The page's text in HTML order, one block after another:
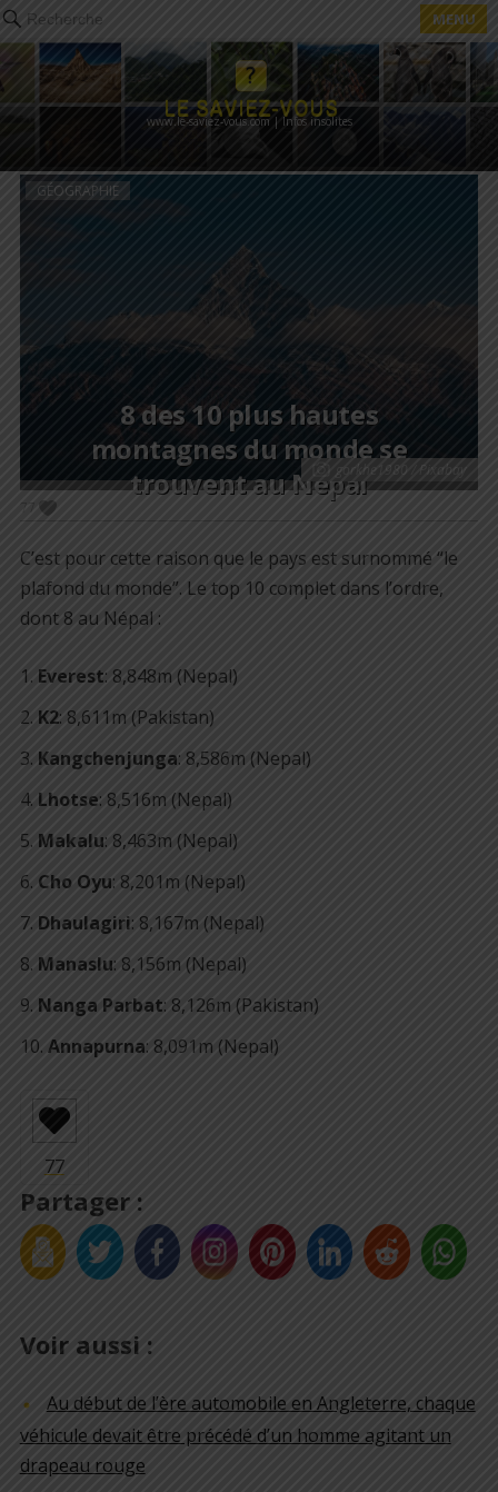
Recherche MENU
www.le-saviez-vous.com | Infos insolites
GÉOGRAPHIE
8 des 10 plus hautes
montagnes du monde se
trouvent au Népalgorkhe1980 / Pixabay
77
C’est pour cette raison que le pays est surnommé “le
plafond du monde”. Le top 10 complet dans l’ordre,
dont 8 au Népal :
Everest: 8,848m (Nepal)
K2: 8,611m (Pakistan)
Kangchenjunga: 8,586m (Nepal)
Lhotse: 8,516m (Nepal)
Makalu: 8,463m (Nepal)
Cho Oyu: 8,201m (Nepal)
Dhaulagiri: 8,167m (Nepal)
Manaslu: 8,156m (Nepal)
Nanga Parbat: 8,126m (Pakistan)
Annapurna: 8,091m (Nepal)
Partager :
Voir aussi :
Au début de l’ère automobile en Angleterre, chaque
véhicule devait être précédé d’un homme agitant un
drapeau rouge